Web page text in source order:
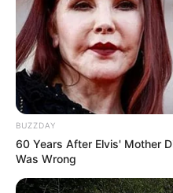
BUZZDAY
60 Years After Elvis' Mother
Was Wrong